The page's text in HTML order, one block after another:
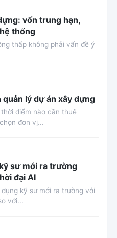
vốn trung hạn,
thống
thấp không phải vấn đề ý
lý dự án xây dựng
điểm nào cần thuê
đơn vị...
sư mới ra trường
đại AI
kỹ sư mới ra trường với
với...